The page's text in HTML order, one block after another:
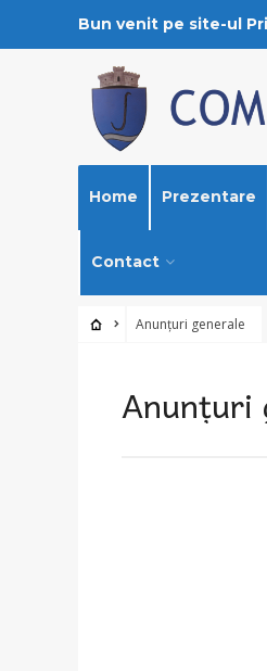
Bun venit pe site-ul
Home Prezentare
Contact
Anunțuri generale
Anunțuri